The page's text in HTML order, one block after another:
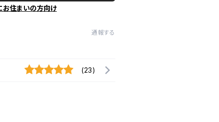
お住まいの方向け
通報する
(23)